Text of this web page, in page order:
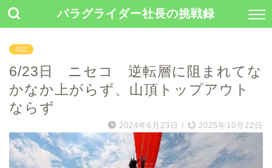
パラグライダー社長の挑戦録
日記
6/23日 ニセコ 逆転層に阻まれてな
かなか上がらず、山頂トップアウト
ならず
2024年6月23日 / 2025年10月22日